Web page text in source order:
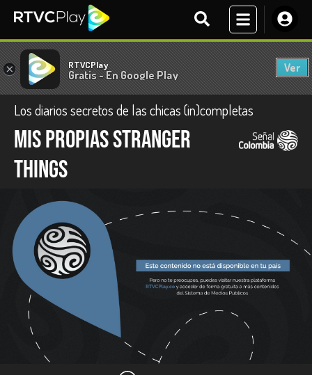
× RTVCPlay
Gratis - En Google Play
Ver
Los diarios secretos de las chicas (in)completas
Mis propias Stranger
Things